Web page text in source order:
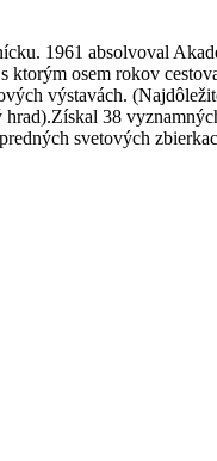
1961 absolvoval
ktorým osem rokov
výstavách.
38
svetových